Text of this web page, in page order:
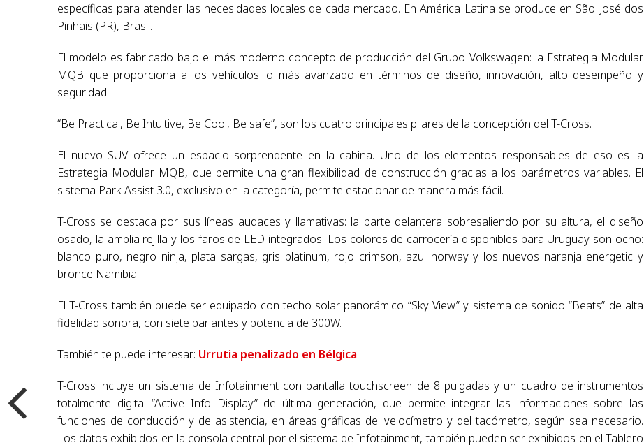
específicas para atender las necesidades locales de cada mercado. En América Latina se produce en São José dos
Pinhais (PR), Brasil.
El modelo es fabricado bajo el más moderno concepto de producción del Grupo Volkswagen: la Estrategia Modular
MQB que proporciona a los vehículos lo más avanzado en términos de diseño, innovación, alto desempeño y
seguridad.
“Be Practical, Be Intuitive, Be Cool, Be safe”, son los cuatro principales pilares de la concepción del T-Cross.
El nuevo SUV ofrece un espacio sorprendente en la cabina. Uno de los elementos responsables de eso es la
Estrategia Modular MQB, que permite una gran flexibilidad de construcción gracias a los parámetros variables. El
sistema Park Assist 3.0, exclusivo en la categoría, permite estacionar de manera más fácil.
T-Cross se destaca por sus líneas audaces y llamativas: la parte delantera sobresaliendo por su altura, el diseño
osado, la amplia rejilla y los faros de LED integrados. Los colores de carrocería disponibles para Uruguay son ocho:
blanco puro, negro ninja, plata sargas, gris platinum, rojo crimson, azul norway y los nuevos naranja energetic y
bronce Namibia.
El T-Cross también puede ser equipado con techo solar panorámico “Sky View” y sistema de sonido “Beats” de alta
fidelidad sonora, con siete parlantes y potencia de 300W.
También te puede interesar: Urrutia penalizado en Bélgica
T-Cross incluye un sistema de Infotainment con pantalla touchscreen de 8 pulgadas y un cuadro de instrumentos
totalmente digital “Active Info Display” de última generación, que permite integrar las informaciones sobre las
funciones de conducción y de asistencia, en áreas gráficas del velocímetro y del tacómetro, según sea necesario.
Los datos exhibidos en la consola central por el sistema de Infotainment, también pueden ser exhibidos en el Tablero